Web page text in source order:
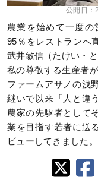
公開日：
農業を始めて一度
95％をレストランへ
武井敏信（たけい・と
私の尊敬する生産者
ファームアサノの浅
継いで以来「人と違
農家の先駆者として
業を目指す若者に送
ビューしてきました。